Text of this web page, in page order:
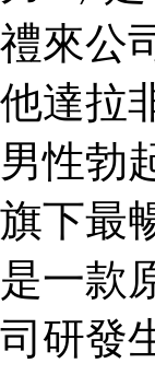
禮來公
他達拉
男性勃
旗下最
是一款
司研發